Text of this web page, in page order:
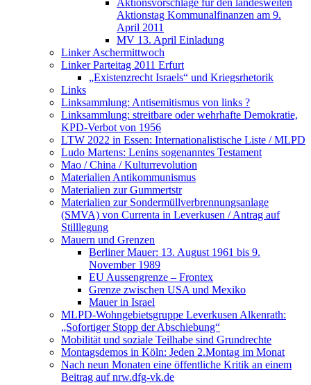
Aktionsvorschläge für den landesweiten
Aktionstag Kommunalfinanzen am 9.
April 2011
MV 13. April Einladung
Linker Aschermittwoch
Linker Parteitag 2011 Erfurt
„Existenzrecht Israels“ und Kriegsrhetorik
Links
Linksammlung: Antisemitismus von links ?
Linksammlung: streitbare oder wehrhafte Demokratie,
KPD-Verbot von 1956
LTW 2022 in Essen: Internationalistische Liste / MLPD
Ludo Martens: Lenins sogenanntes Testament
Mao / China / Kulturrevolution
Materialien Antikommunismus
Materialien zur Gummertstr
Materialien zur Sondermüllverbrennungsanlage
(SMVA) von Currenta in Leverkusen / Antrag auf
Stilllegung
Mauern und Grenzen
Berliner Mauer: 13. August 1961 bis 9.
November 1989
EU Aussengrenze – Frontex
Grenze zwischen USA und Mexiko
Mauer in Israel
MLPD-Wohngebietsgruppe Leverkusen Alkenrath:
„Sofortiger Stopp der Abschiebung“
Mobilität und soziale Teilhabe sind Grundrechte
Montagsdemos in Köln: Jeden 2.Montag im Monat
Nach neun Monaten eine öffentliche Kritik an einem
Beitrag auf nrw.dfg-vk.de